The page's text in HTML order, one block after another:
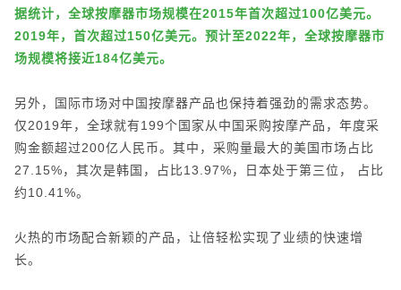
据统计，全球按摩器市场规模在2015年首次超过100亿美元。
2019年，首次超过150亿美元。预计至2022年，全球按摩器市
场规模将接近184亿美元。
另外，国际市场对中国按摩器产品也保持着强劲的需求态势。
仅2019年，全球就有199个国家从中国采购按摩产品，年度采
购金额超过200亿人民币。其中，采购量最大的美国市场占比
27.15%，其次是韩国，占比13.97%，日本处于第三位， 占比
约10.41%。
火热的市场配合新颖的产品，让倍轻松实现了业绩的快速增
长。